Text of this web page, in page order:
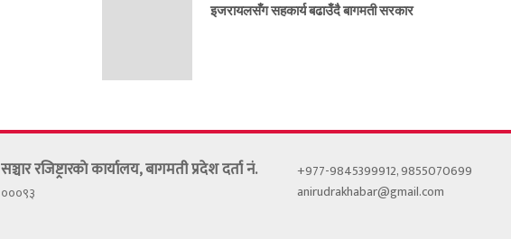
इजरायलसँग सहकार्य बढाउँदै बागमती सरकार
सञ्चार रजिष्ट्रारकाे कार्यालय, बागमती प्रदेश दर्ता नं.
०००९३
+977-9845399912, 9855070699
anirudrakhabar@gmail.com